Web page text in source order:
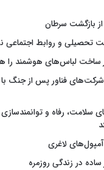
از بازگشت سرطان
تحصیلی و روابط اجتماعی
ساخت لباس‌های هوشمند را
رفاه و توانمندسازی
لاغری
ساده در زندگی روزمره